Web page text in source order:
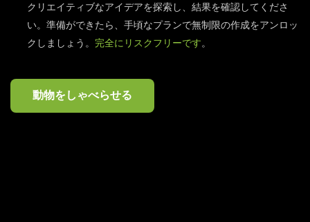
クリエイティブなアイデアを探索し、結果を確認してくださ
い。準備ができたら、手頃なプランで無制限の作成をアンロッ
クしましょう。 完全にリスクフリーです。
動物をしゃべらせる